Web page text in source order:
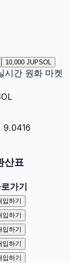
10,000 JUPSOL
시간 원화 마켓
9.0416
산표
가기
입하기
입하기
입하기
입하기
입하기